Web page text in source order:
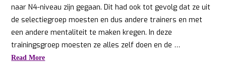
naar N4-niveau zijn gegaan. Dit had ook tot gevolg dat ze uit
de selectiegroep moesten en dus andere trainers en met
een andere mentaliteit te maken kregen. In deze
trainingsgroep moesten ze alles zelf doen en de …
Read More